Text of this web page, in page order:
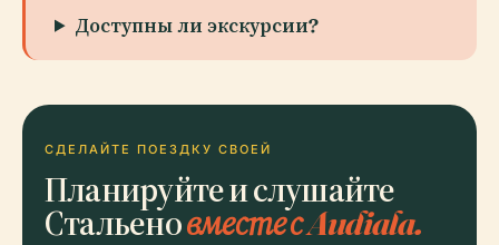
Доступны ли экскурсии?
СДЕЛАЙТЕ ПОЕЗДКУ СВОЕЙ
Планируйте и слушайте
Стальеновместе с Audiala.